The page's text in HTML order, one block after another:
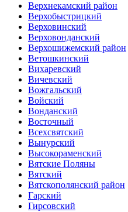
Верхнекамский район
Верхобыстрицкий
Верховинский
Верховонданский
Верхошижемский район
Ветошкинский
Вихаревский
Вичевский
Вожгальский
Войский
Вонданский
Восточный
Всехсвятский
Вынурский
Высокораменский
Вятские Поляны
Вятский
Вятскополянский район
Гарский
Гирсовский